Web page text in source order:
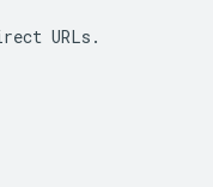
URLs.